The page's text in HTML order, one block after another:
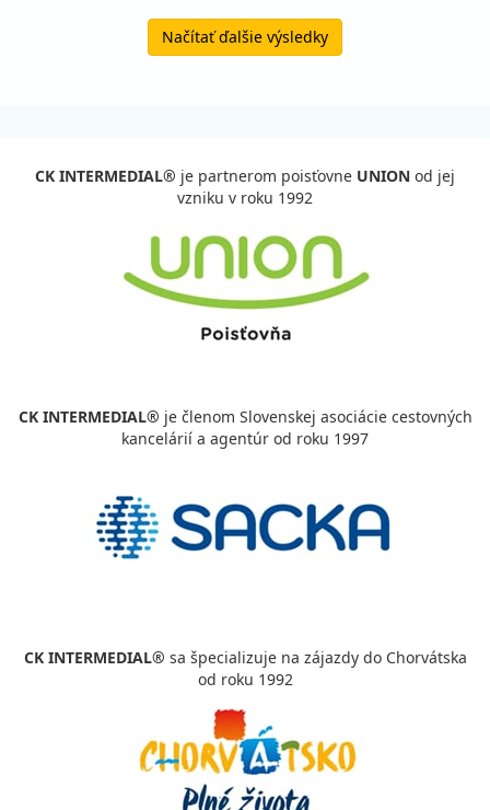
Načítať ďalšie výsledky
CK INTERMEDIAL® je partnerom poisťovne UNION od jej
vzniku v roku 1992
CK INTERMEDIAL® je členom Slovenskej asociácie cestovných
kancelárií a agentúr od roku 1997
CK INTERMEDIAL® sa špecializuje na zájazdy do Chorvátska
od roku 1992